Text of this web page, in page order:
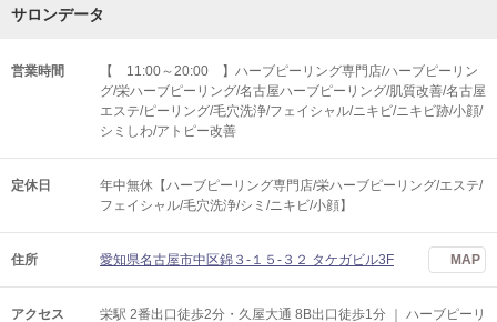
サロンデータ
営業時間
【 11:00～20:00 】ハーブピーリング専門店/ハーブピーリン
グ/栄ハーブピーリング/名古屋ハーブピーリング/肌質改善/名古屋
エステ/ピーリング/毛穴洗浄/フェイシャル/ニキビ/ニキビ跡/小顔/
シミしわ/アトピー改善
定休日
年中無休【ハーブピーリング専門店/栄ハーブピーリング/エステ/
フェイシャル/毛穴洗浄/シミ/ニキビ/小顔】
住所 愛知県名古屋市中区錦３-１５-３２ タケガビル3F MAP
アクセス 栄駅 2番出口徒歩2分・久屋大通 8B出口徒歩1分 ｜ ハーブピーリ